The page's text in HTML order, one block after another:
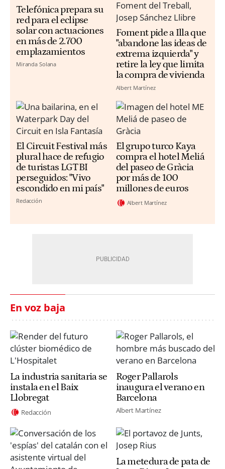
Telefónica prepara su
red para el eclipse
solar con actuaciones
en más de 2.700
emplazamientos
Miranda Solana
Foment pide a Illa que
"abandone las ideas de
extrema izquierda" y
retire la ley que limita
la compra de vivienda
Albert Martínez
El Circuit Festival más
plural hace de refugio
de turistas LGTBI
perseguidos: "Vivo
escondido en mi país"
Redacción
El grupo turco Kaya
compra el hotel Meliá
del paseo de Gràcia
por más de 100
millones de euros
Albert Martínez
En voz baja
La industria sanitaria se
instala en el Baix
Llobregat
Redacción
Roger Pallarols
inaugura el verano en
Barcelona
Albert Martínez
La metedura de pata de